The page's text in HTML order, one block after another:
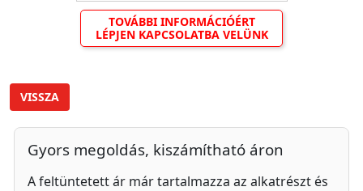
TOVÁBBI INFORMÁCIÓÉRT
LÉPJEN KAPCSOLATBA VELÜNK
VISSZA
Gyors megoldás, kiszámítható áron
A feltüntetett ár már tartalmazza az alkatrészt és